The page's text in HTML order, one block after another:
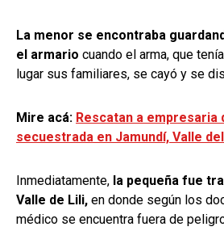
La menor se encontraba
el armario cuando el arma, que
lugar sus familiares, se cayó y se
Mire acá: Rescatan a empresaria
secuestrada en Jamundí, Valle
Inmediatamente, la pequeña fue
Valle de Lili, en donde según los
médico se encuentra fuera de